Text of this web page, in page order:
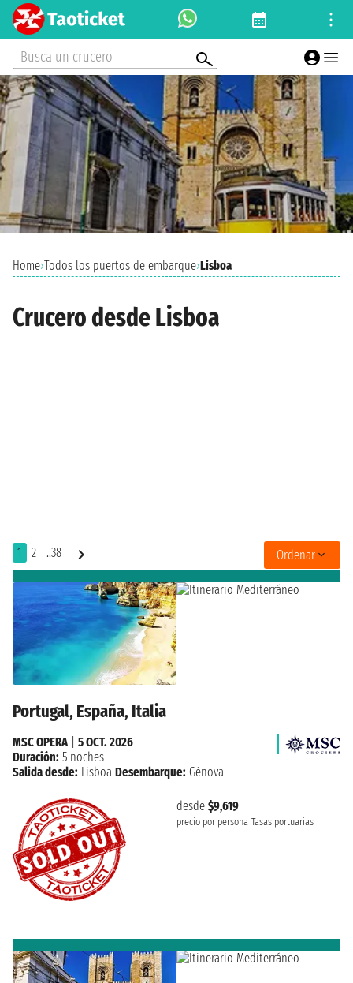
Busca un crucero
Home›Todos los puertos de embarque›Lisboa
Crucero desde Lisboa
1 2 ..38 Ordenar
Portugal, España, Italia
desde $9,619
precio por persona Tasas portuarias
MSC OPERA
5 OCT. 2026
Duración: 5 noches
Salida desde: Lisboa Desembarque: Génova